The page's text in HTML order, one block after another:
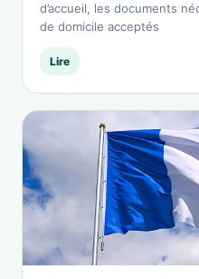
d’accueil, les documents
de domicile acceptés
Lire